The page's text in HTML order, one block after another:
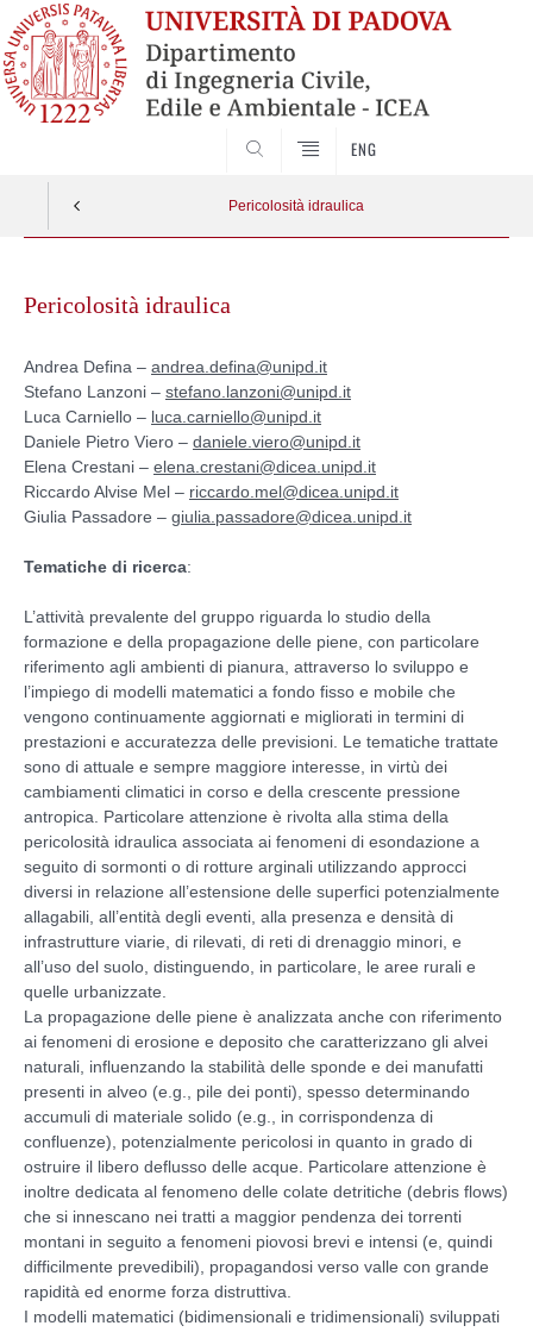
ENG
Pericolosità idraulica
contentPericolosità idraulica
Andrea Defina – andrea.defina@unipd.it
Stefano Lanzoni – stefano.lanzoni@unipd.it
Luca Carniello – luca.carniello@unipd.it
Daniele Pietro Viero – daniele.viero@unipd.it
Elena Crestani – elena.crestani@dicea.unipd.it
Riccardo Alvise Mel – riccardo.mel@dicea.unipd.it
Giulia Passadore – giulia.passadore@dicea.unipd.it
Tematiche di ricerca:
L’attività prevalente del gruppo riguarda lo studio della
formazione e della propagazione delle piene, con particolare
riferimento agli ambienti di pianura, attraverso lo sviluppo e
l’impiego di modelli matematici a fondo fisso e mobile che
vengono continuamente aggiornati e migliorati in termini di
prestazioni e accuratezza delle previsioni. Le tematiche trattate
sono di attuale e sempre maggiore interesse, in virtù dei
cambiamenti climatici in corso e della crescente pressione
antropica. Particolare attenzione è rivolta alla stima della
pericolosità idraulica associata ai fenomeni di esondazione a
seguito di sormonti o di rotture arginali utilizzando approcci
diversi in relazione all’estensione delle superfici potenzialmente
allagabili, all’entità degli eventi, alla presenza e densità di
infrastrutture viarie, di rilevati, di reti di drenaggio minori, e
all’uso del suolo, distinguendo, in particolare, le aree rurali e
quelle urbanizzate.
La propagazione delle piene è analizzata anche con riferimento
ai fenomeni di erosione e deposito che caratterizzano gli alvei
naturali, influenzando la stabilità delle sponde e dei manufatti
presenti in alveo (e.g., pile dei ponti), spesso determinando
accumuli di materiale solido (e.g., in corrispondenza di
confluenze), potenzialmente pericolosi in quanto in grado di
ostruire il libero deflusso delle acque. Particolare attenzione è
inoltre dedicata al fenomeno delle colate detritiche (debris flows)
che si innescano nei tratti a maggior pendenza dei torrenti
montani in seguito a fenomeni piovosi brevi e intensi (e, quindi
difficilmente prevedibili), propagandosi verso valle con grande
rapidità ed enorme forza distruttiva.
I modelli matematici (bidimensionali e tridimensionali) sviluppati